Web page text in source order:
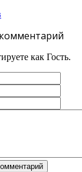
как Гость.